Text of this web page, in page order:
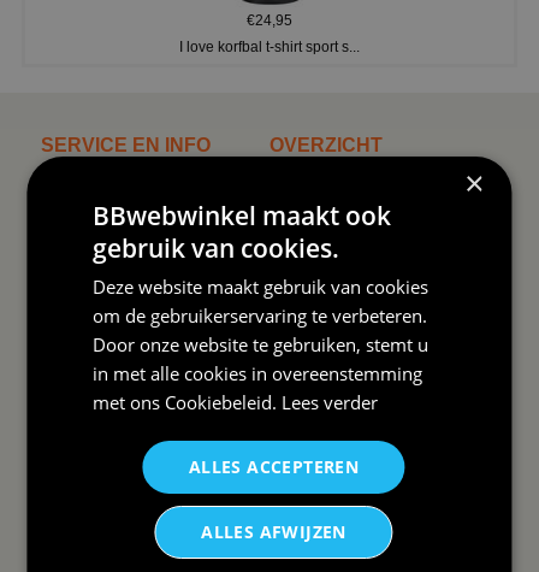
€24,95
I love korfbal t-shirt sport s...
SERVICE EN INFO
Veel gestelde vragen
Contact
Order Status
Retouren & Annuleren
Uitschrijven nieuwsbrief
OVERZICHT
Overzicht thema's
Overzicht rubrieken
Wat vinden klanten van ons
RSS
×
BBwebwinkel maakt ook
gebruik van cookies.
Deze website maakt gebruik van cookies
om de gebruikerservaring te verbeteren.
Door onze website te gebruiken, stemt u
in met alle cookies in overeenstemming
met ons Cookiebeleid. Lees verder
ALLES ACCEPTEREN
ALLES AFWIJZEN